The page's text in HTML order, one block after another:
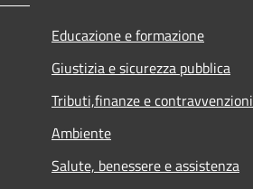
Educazione e formazione
Giustizia e sicurezza pubblica
Tributi,finanze e contravvenzioni
Ambiente
Salute, benessere e assistenza